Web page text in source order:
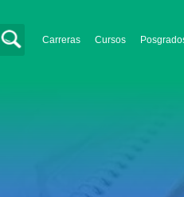
Carreras Cursos